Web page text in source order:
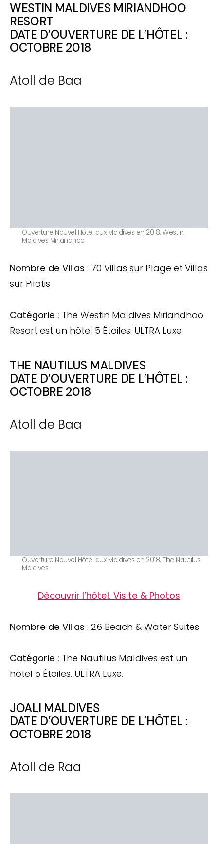
WESTIN MALDIVES MIRIANDHOO
RESORT
DATE D’OUVERTURE DE L’HÔTEL :
OCTOBRE 2018
Atoll de Baa
Ouverture Nouvel Hôtel aux Maldives en 2018. Westin
Maldives Miriandhoo
Nombre de Villas : 70 Villas sur Plage et Villas
sur Pilotis
Catégorie : The Westin Maldives Miriandhoo
Resort est un hôtel 5 Étoiles. ULTRA Luxe.
THE NAUTILUS MALDIVES
DATE D’OUVERTURE DE L’HÔTEL :
OCTOBRE 2018
Atoll de Baa
Ouverture Nouvel Hôtel aux Maldives en 2018. The Nautilus
Maldives
Découvrir l’hôtel. Visite & Photos
Nombre de Villas : 26 Beach & Water Suites
Catégorie : The Nautilus Maldives est un
hôtel 5 Étoiles. ULTRA Luxe.
JOALI MALDIVES
DATE D’OUVERTURE DE L’HÔTEL :
OCTOBRE 2018
Atoll de Raa